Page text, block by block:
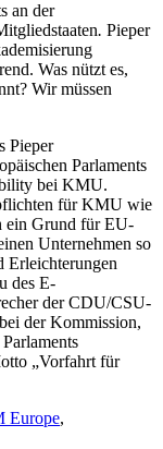
an der
. Pieper
Was nützt es,
Wir müssen
Pieper
Parlaments
bei KMU.
für KMU wie
ein Grund für EU-
Unternehmen so
Erleichterungen
des E-
der CDU/CSU-
der Kommission,
„Vorfahrt für
Europe,